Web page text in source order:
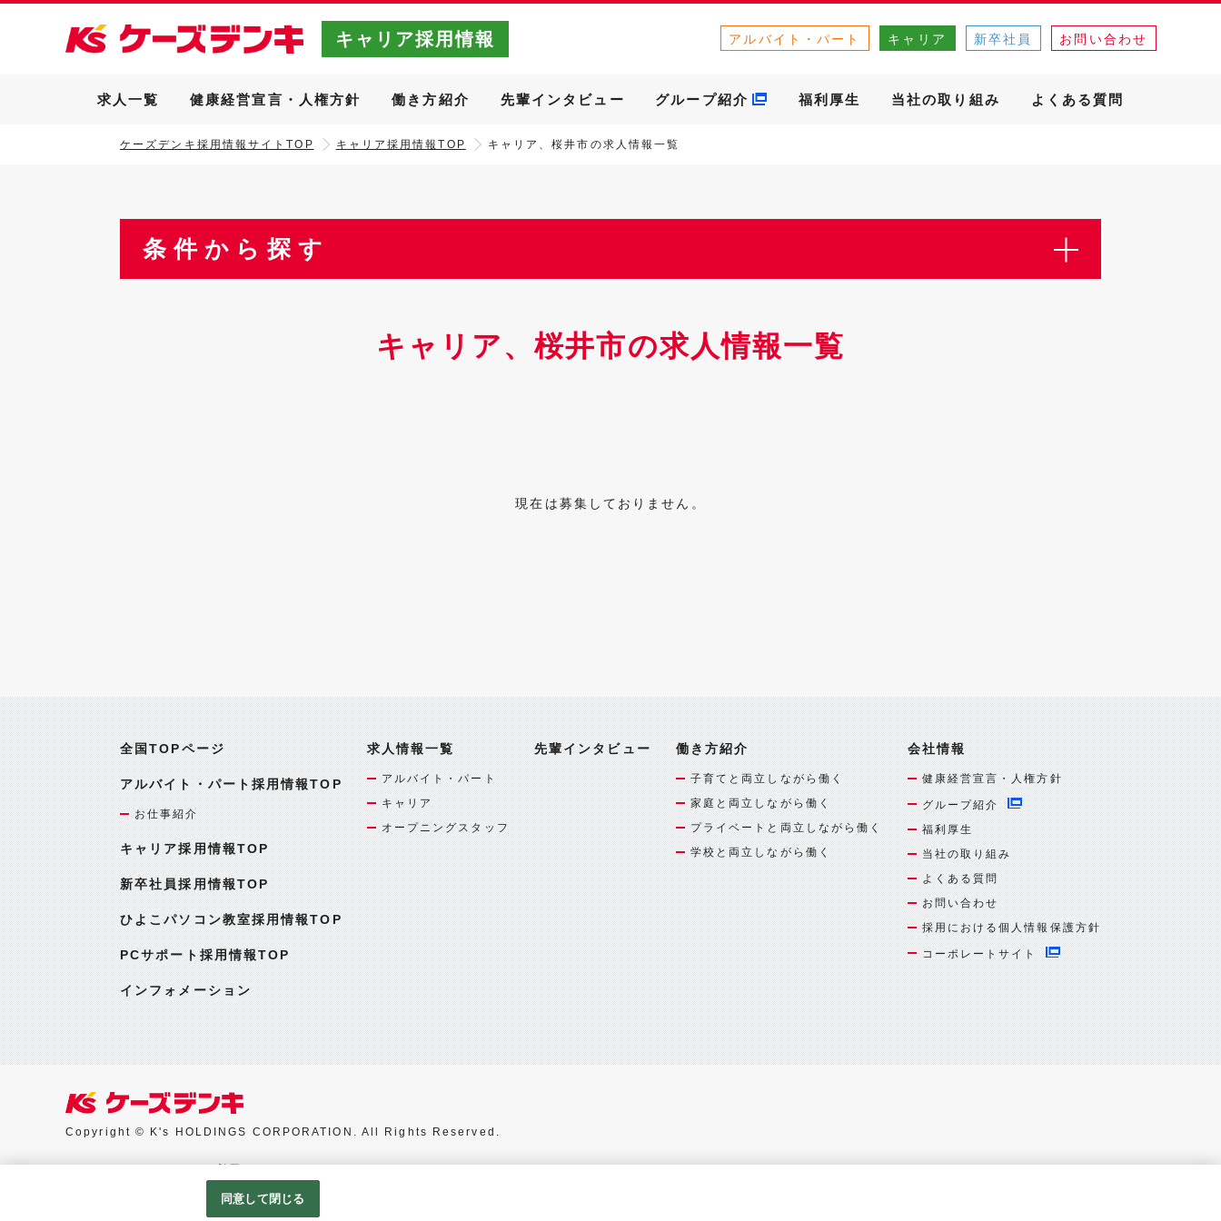
キャリア採用情報 アルバイト・パート キャリア 新卒社員 お問い合わせ
求人一覧 健康経営宣言・人権方針 働き方紹介 先輩インタビュー グループ紹介 福利厚生 当社の取り組み よくある質問
ケーズデンキ採用情報サイトTOP キャリア採用情報TOP キャリア、桜井市の求人情報一覧
条件から探す
キャリア、桜井市の求人情報一覧
現在は募集しておりません。
全国TOPページ
アルバイト・パート採用情報TOP
お仕事紹介
キャリア採用情報TOP
新卒社員採用情報TOP
ひよこパソコン教室採用情報TOP
PCサポート採用情報TOP
インフォメーション
求人情報一覧
アルバイト・パート
キャリア
オープニングスタッフ
先輩インタビュー 働き方紹介
子育てと両立しながら働く
家庭と両立しながら働く
プライベートと両立しながら働く
学校と両立しながら働く
会社情報
健康経営宣言・人権方針
グループ紹介
福利厚生
当社の取り組み
よくある質問
お問い合わせ
採用における個人情報保護方針
コーポレートサイト
Copyright © K's HOLDINGS CORPORATION. All Rights Reserved.
Googleアナリティクスの利用について
同意して閉じる